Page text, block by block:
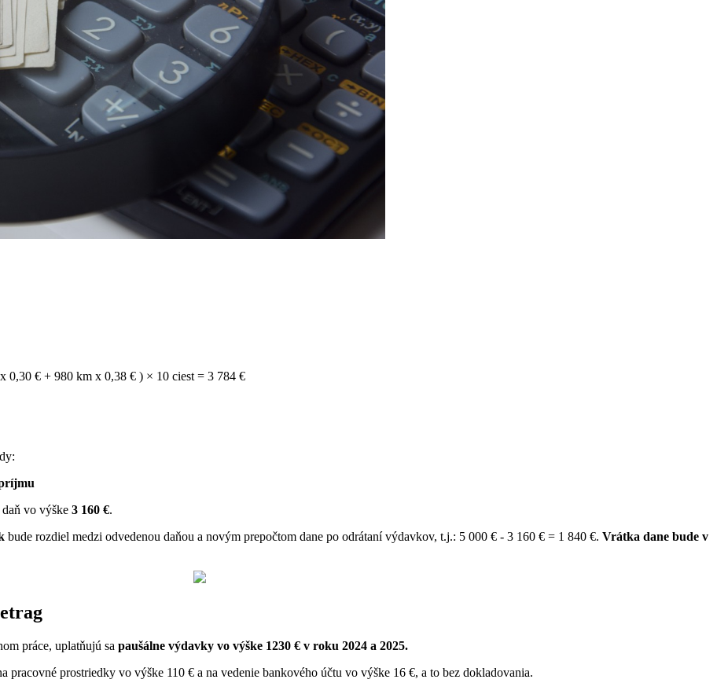
0,30 € + 980 km x 0,38 € ) × 10 ciest = 3 784 €
vo výške 3 160 €.
bude rozdiel medzi odvedenou daňou a novým prepočtom dane po odrátaní výdavkov, t.j.: 5 000 € - 3 160 € = 1 840 €. Vrátka dane bude v
práce, uplatňujú sa paušálne výdavky vo výške 1230 € v roku 2024 a 2025.
prostriedky vo výške 110 € a na vedenie bankového účtu vo výške 16 €, a to bez dokladovania.